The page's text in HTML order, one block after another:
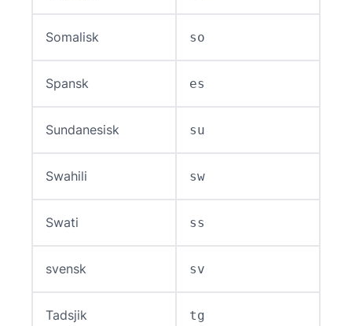
Somalisk so
Spansk es
Sundanesisk su
Swahili sw
Swati ss
svensk sv
Tadsjik tg